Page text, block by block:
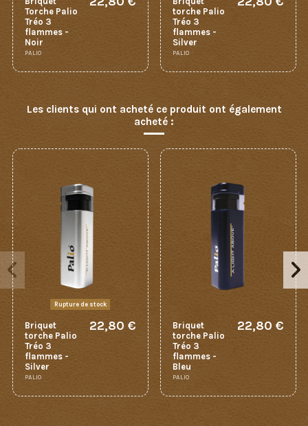
Torche Palio
Tréo 3
flammes -
Noir
PALIO
torche Palio
Tréo 3
flammes -
Silver
PALIO
Les clients qui ont acheté ce produit ont également
acheté :
Rupture de stock
Briquet
torche Palio
Tréo 3
flammes -
Silver
PALIO
22,80 €
Briquet
torche Palio
Tréo 3
flammes -
Bleu
PALIO
22,80 €